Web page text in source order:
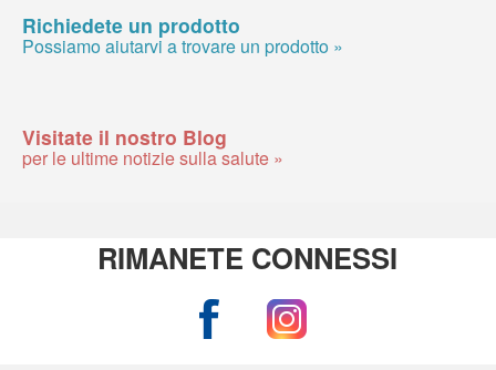
Richiedete un prodotto
Possiamo aiutarvi a trovare un prodotto »
Visitate il nostro Blog
per le ultime notizie sulla salute »
RIMANETE CONNESSI